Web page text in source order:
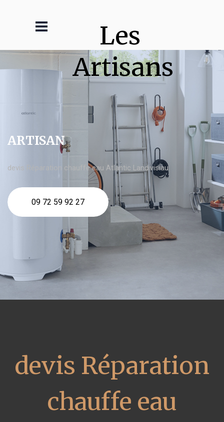
Les
Artisans
ARTISAN
devis Réparation chauffe eau Atlantic Landivisiau
09 72 59 92 27
devis Réparation
chauffe eau